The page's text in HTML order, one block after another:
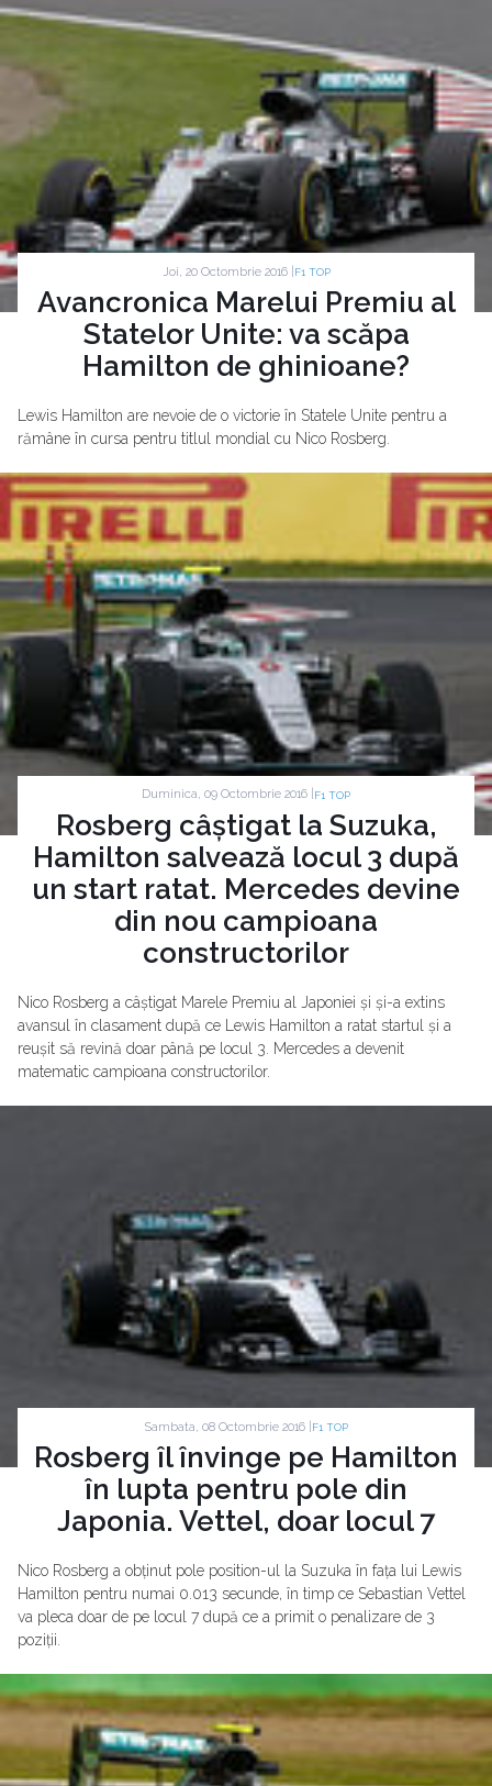
Joi, 20 Octombrie 2016 | F1 TOP
Avancronica Marelui Premiu al
Statelor Unite: va scăpa
Hamilton de ghinioane?
Lewis Hamilton are nevoie de o victorie în Statele Unite pentru a
rămâne în cursa pentru titlul mondial cu Nico Rosberg.
Duminica, 09 Octombrie 2016 | F1 TOP
Rosberg câștigat la Suzuka,
Hamilton salvează locul 3 după
un start ratat. Mercedes devine
din nou campioana
constructorilor
Nico Rosberg a câștigat Marele Premiu al Japoniei și și-a extins
avansul în clasament după ce Lewis Hamilton a ratat startul și a
reușit să revină doar până pe locul 3. Mercedes a devenit
matematic campioana constructorilor.
Sambata, 08 Octombrie 2016 | F1 TOP
Rosberg îl învinge pe Hamilton
în lupta pentru pole din
Japonia. Vettel, doar locul 7
Nico Rosberg a obținut pole position-ul la Suzuka în fața lui Lewis
Hamilton pentru numai 0.013 secunde, în timp ce Sebastian Vettel
va pleca doar de pe locul 7 după ce a primit o penalizare de 3
poziții.